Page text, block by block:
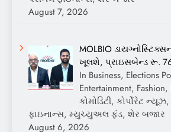
August 7, 2026
MOLBIO
ખૂલશે, પ્રાઇસબેન્ડ રૂ.
In Business, Elections
Entertainment,
કોમોડિટી, કોર્પોરેટ
ફાઇનાન્સ, મ્યુચ્યુઅલ ફંડ, શેર બજાર
August 6, 2026